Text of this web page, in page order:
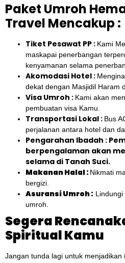
Paket Umroh
Travel Mencakup :
Tiket Pesawat PP : Kami
maskapai penerbangan
kenyamanan selama
Akomodasi Hotel :
dekat dengan Masjidil Haram
Visa Umroh : Kami akan
pembuatan visa Kamu.
Transportasi Lokal : Bus
perjalanan antara hotel dan
Pengarahan Ibadah :
berpengalaman akan
selama di Tanah Suci.
Makanan Halal :Nikmati
bergizi.
Asuransi Umroh : Lindungi
umroh.
Segera
Spiritual Kamu
Jangan tunda lagi untuk menjadikan